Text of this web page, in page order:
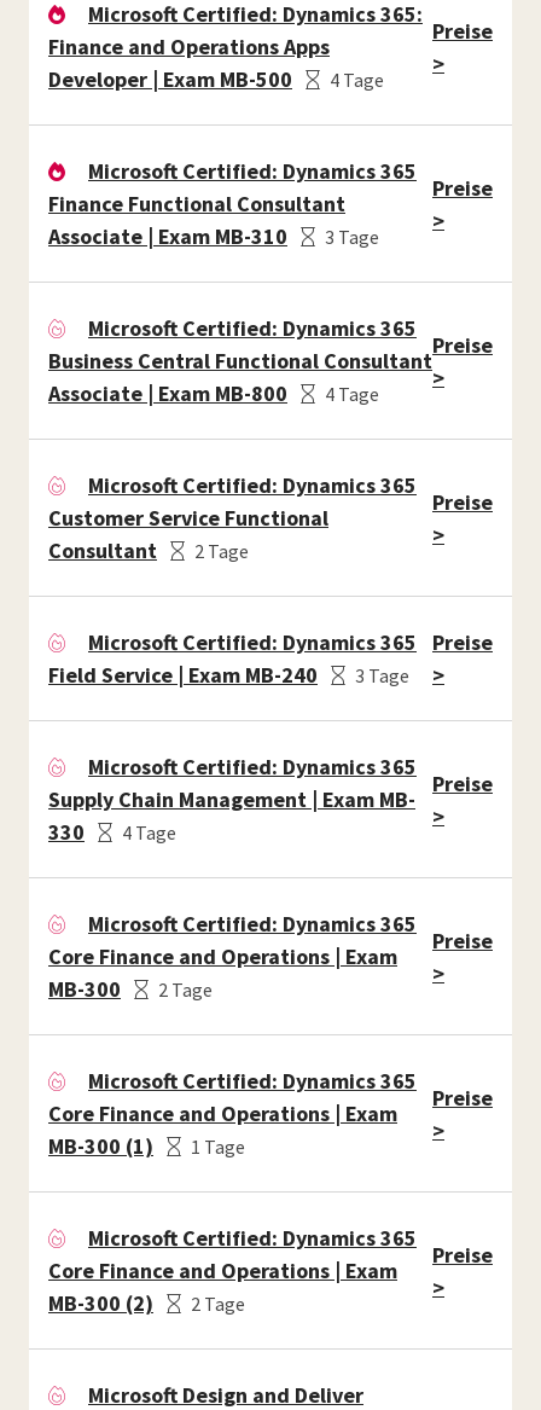
Microsoft Certified: Dynamics 365:
Finance and Operations Apps
Developer | Exam MB-500
4 Tage
Preise
>
Microsoft Certified: Dynamics 365
Finance Functional Consultant
Associate | Exam MB-310
3 Tage
Preise
>
Microsoft Certified: Dynamics 365
Business Central Functional Consultant
Associate | Exam MB-800
4 Tage
Preise
>
Microsoft Certified: Dynamics 365
Customer Service Functional
Consultant
2 Tage
Preise
>
Microsoft Certified: Dynamics 365
Field Service | Exam MB-240
3 Tage
Preise
>
Microsoft Certified: Dynamics 365
Supply Chain Management | Exam MB-
330
4 Tage
Preise
>
Microsoft Certified: Dynamics 365
Core Finance and Operations | Exam
MB-300
2 Tage
Preise
>
Microsoft Certified: Dynamics 365
Core Finance and Operations | Exam
MB-300 (1)
1 Tage
Preise
>
Microsoft Certified: Dynamics 365
Core Finance and Operations | Exam
MB-300 (2)
2 Tage
Preise
>
Microsoft Design and Deliver